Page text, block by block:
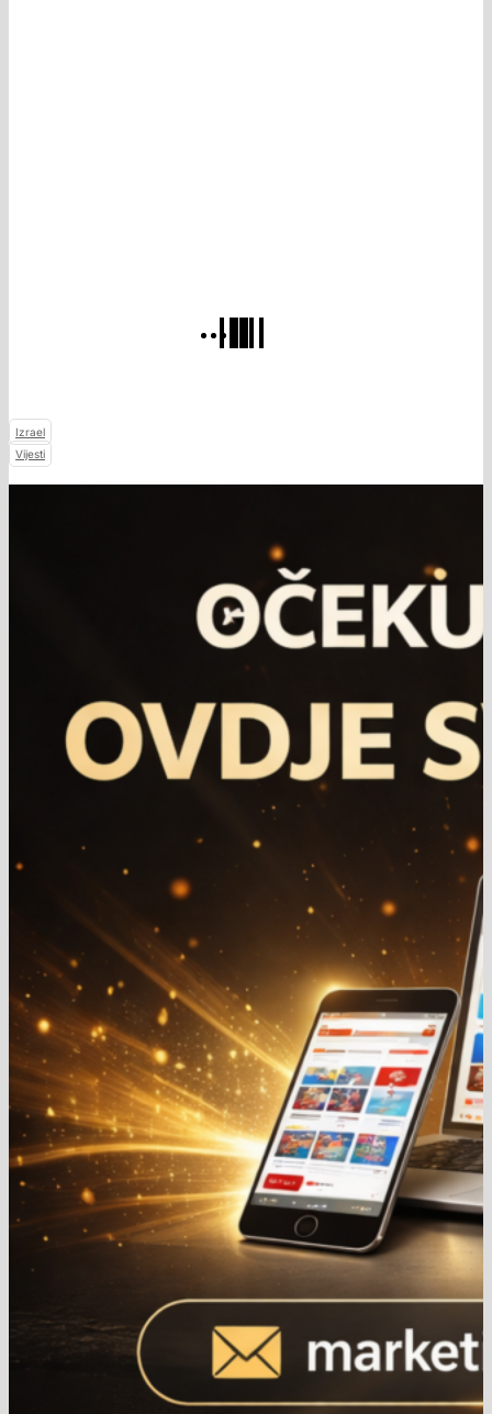
Izrael
Vijesti